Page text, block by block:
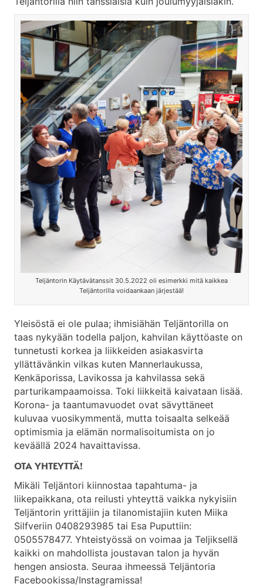
Teljäntorin Käytävätanssit 30.5.2022 oli esimerkki mitä kaikkea
Teljäntorilla voidaankaan järjestää!
Yleisöstä ei ole pulaa; ihmisiähän Teljäntorilla on
taas nykyään todella paljon, kahvilan käyttöaste on
tunnetusti korkea ja liikkeiden asiakasvirta
yllättävänkin vilkas kuten Mannerlaukussa,
Kenkäporissa, Lavikossa ja kahvilassa sekä
parturikampaamoissa. Toki liikkeitä kaivataan lisää.
Korona- ja taantumavuodet ovat sävyttäneet
kuluvaa vuosikymmentä, mutta toisaalta selkeää
optimismia ja elämän normalisoitumista on jo
keväällä 2024 havaittavissa.
OTA YHTEYTTÄ!
Mikäli Teljäntori kiinnostaa tapahtuma- ja
liikepaikkana, ota reilusti yhteyttä vaikka nykyisiin
Teljäntorin yrittäjiin ja tilanomistajiin kuten Miika
Silfveriin 0408293985 tai Esa Puputtiin:
0505578477. Yhteistyössä on voimaa ja Teljiksellä
kaikki on mahdollista joustavan talon ja hyvän
hengen ansiosta. Seuraa ihmeessä Teljäntoria
Facebookissa/Instagramissa!